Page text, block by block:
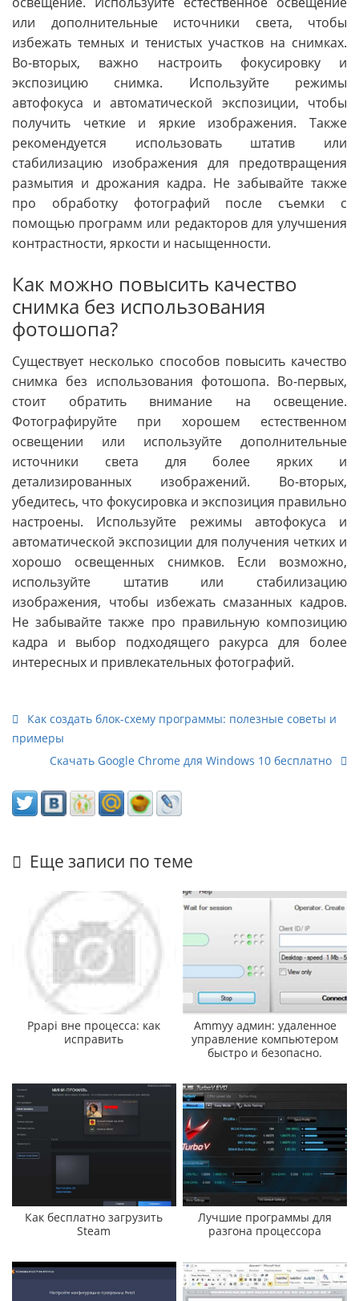
или дополнительные источники света, чтобы
избежать темных и тенистых участков на снимках.
Во-вторых, важно настроить фокусировку и
экспозицию снимка. Используйте режимы
автофокуса и автоматической экспозиции, чтобы
получить четкие и яркие изображения. Также
рекомендуется использовать штатив или
стабилизацию изображения для предотвращения
размытия и дрожания кадра. Не забывайте также
про обработку фотографий после съемки с
помощью программ или редакторов для улучшения
контрастности, яркости и насыщенности.
Как можно повысить качество
снимка без использования
фотошопа?
Существует несколько способов повысить качество
снимка без использования фотошопа. Во-первых,
стоит обратить внимание на освещение.
Фотографируйте при хорошем естественном
освещении или используйте дополнительные
источники света для более ярких и
детализированных изображений. Во-вторых,
убедитесь, что фокусировка и экспозиция правильно
настроены. Используйте режимы автофокуса и
автоматической экспозиции для получения четких и
хорошо освещенных снимков. Если возможно,
используйте штатив или стабилизацию
изображения, чтобы избежать смазанных кадров.
Не забывайте также про правильную композицию
кадра и выбор подходящего ракурса для более
интересных и привлекательных фотографий.
Как создать блок-схему программы: полезные советы и
примеры
Скачать Google Chrome для Windows 10 бесплатно
Еще записи по теме
Ppapi вне процесса: как
исправить
Ammyy админ: удаленное
управление компьютером
быстро и безопасно.
Как бесплатно загрузить
Steam
Лучшие программы для
разгона процессора